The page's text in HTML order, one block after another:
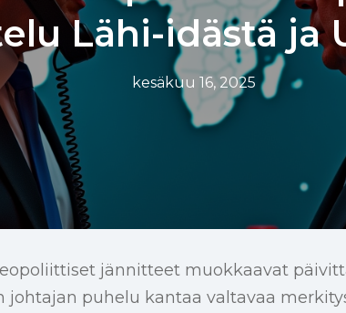
Lähi-idästä ja
kesäkuu 16, 2025
jännitteet muokkaavat
johtajan puhelu kantaa valtavaa